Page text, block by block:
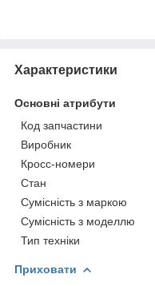
Характеристики
Основні атрибути
Код запчастини
Виробник
Кросс-номери
Стан
Сумісність з маркою
Сумісність з моделлю
Тип техніки
Приховати